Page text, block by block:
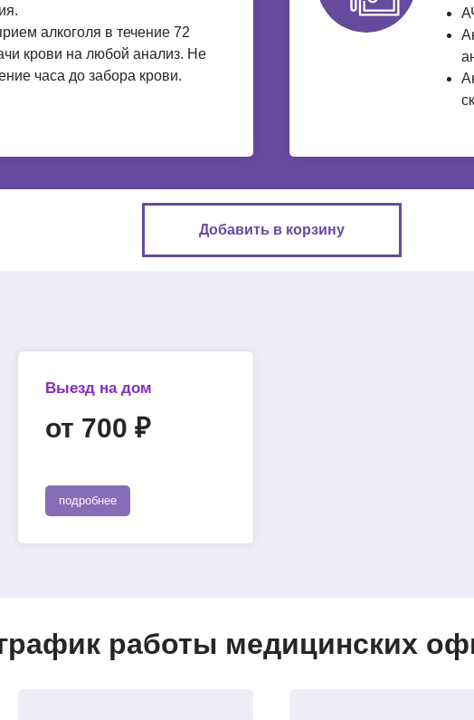
алкоголя в течение 72
крови на любой анализ. Не
часа до забора крови.
Добавить в корзину
Выезд на дом
от 700 ₽
подробнее
работы медицинских